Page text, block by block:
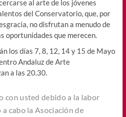
al arte de los jóvenes
del Conservatorio, que, por
no disfrutan a menudo de
oportunidades que merecen.
los días 7, 8, 12, 14 y 15 de Mayo
Andaluz de Arte
a las 20.30.
con usted debido a la labor
cabo la Asociación de